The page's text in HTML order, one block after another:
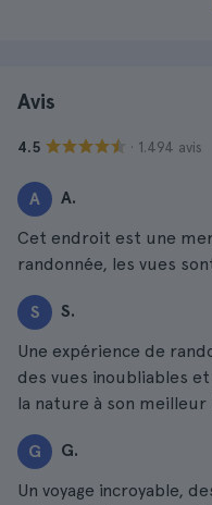
Avis
4.5 · 1.494 avis
A A.
Cet endroit est une
randonnée, les vues
S S.
Une expérience de
des vues inoubliables
la nature à son meilleur
G G.
Un voyage incroyable,